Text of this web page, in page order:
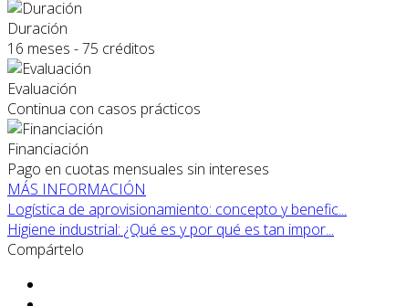
Duración
16 meses - 75 créditos
Evaluación
Continua con casos prácticos
Financiación
Pago en cuotas mensuales sin intereses
MÁS INFORMACIÓN
Logística de aprovisionamiento: concepto y benefic...
Higiene industrial: ¿Qué es y por qué es tan impor...
Compártelo